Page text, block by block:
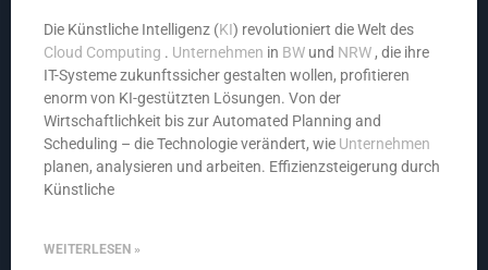
Die Künstliche Intelligenz (KI) revolutioniert die Welt des
Cloud Computing . Unternehmen in BW und NRW , die ihre
IT-Systeme zukunftssicher gestalten wollen, profitieren
enorm von KI-gestützten Lösungen. Von der
Wirtschaftlichkeit bis zur Automated Planning and
Scheduling – die Technologie verändert, wie Unternehmen
planen, analysieren und arbeiten. Effizienzsteigerung durch
Künstliche
WEITERLESEN »